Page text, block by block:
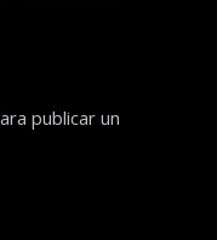
publicar un